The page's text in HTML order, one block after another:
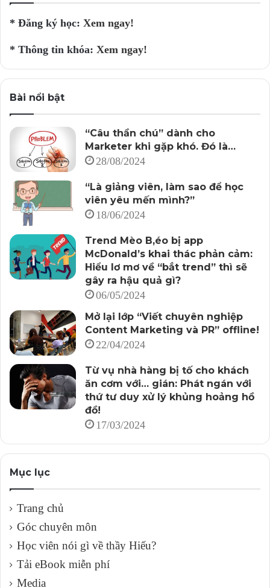
* Đăng ký học: Xem ngay!
* Thông tin khóa: Xem ngay!
Bài nổi bật
“Câu thần chú” dành cho
Marketer khi gặp khó. Đó là…
28/08/2024
“Là giảng viên, làm sao để học
viên yêu mến mình?”
18/06/2024
Trend Mèo B,éo bị app
McDonald’s khai thác phản cảm:
Hiểu lơ mơ về “bắt trend” thì sẽ
gây ra hậu quả gì?
06/05/2024
Mở lại lớp “Viết chuyên nghiệp
Content Marketing và PR” offline!
22/04/2024
Từ vụ nhà hàng bị tố cho khách
ăn cơm với… gián: Phát ngán với
thứ tư duy xử lý khủng hoảng hồ
đồ!
17/03/2024
Mục lục
Trang chủ
Góc chuyên môn
Học viên nói gì về thầy Hiếu?
Tải eBook miễn phí
Media